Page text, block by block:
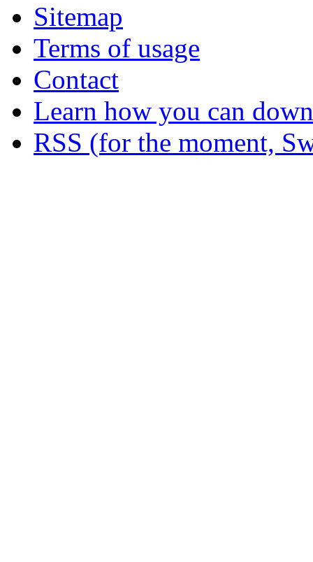
Sitemap
Terms of usage
Contact
Learn how you can
RSS (for the moment,